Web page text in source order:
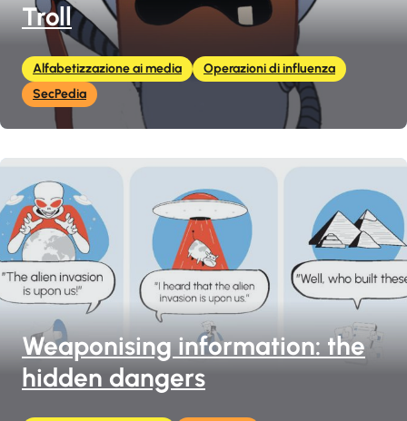
Troll
Alfabetizzazione ai media
Operazioni di influenza
SecPedia
Weaponising information: the
hidden dangers